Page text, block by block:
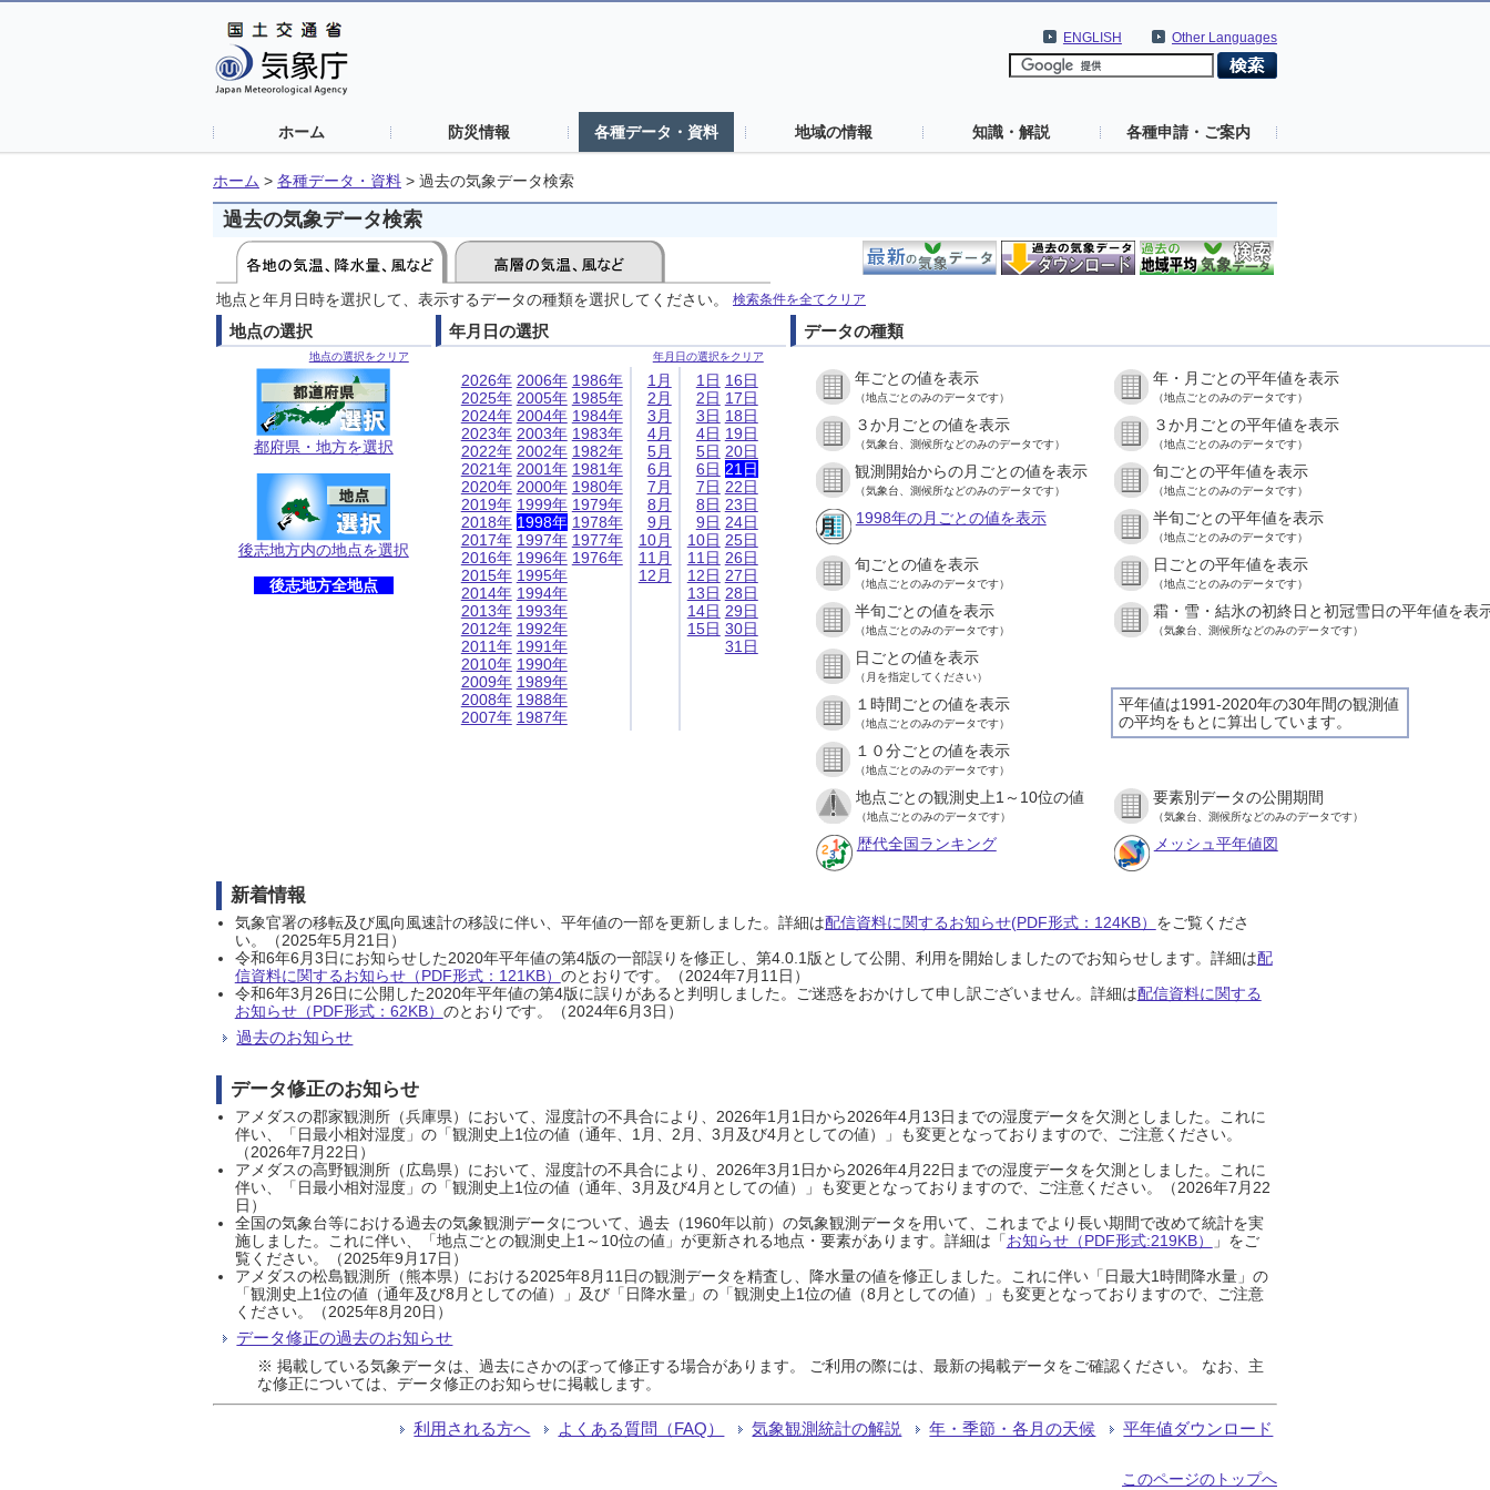
Other Languages
ENGLISH
ホーム 防災情報 各種データ・資料 地域の情報 知識・解説 各種申請・ご案内
ホーム > 各種データ・資料 > 過去の気象データ検索
過去の気象データ検索
地点と年月日時を選択して、表示するデータの種類を選択してください。 検索条件を全てクリア
地点の選択
地点の選択をクリア
都府県・地方を選択
後志地方内の地点を選択
後志地方全地点
年月日の選択
年月日の選択をクリア
2026年
2025年
2024年
2023年
2022年
2021年
2020年
2019年
2018年
2017年
2016年
2015年
2014年
2013年
2012年
2011年
2010年
2009年
2008年
2007年
2006年
2005年
2004年
2003年
2002年
2001年
2000年
1999年
1998年
1997年
1996年
1995年
1994年
1993年
1992年
1991年
1990年
1989年
1988年
1987年
1986年
1985年
1984年
1983年
1982年
1981年
1980年
1979年
1978年
1977年
1976年
1月
2月
3月
4月
5月
6月
7月
8月
9月
10月
11月
12月
1日
2日
3日
4日
5日
6日
7日
8日
9日
10日
11日
12日
13日
14日
15日
16日
17日
18日
19日
20日
21日
22日
23日
24日
25日
26日
27日
28日
29日
30日
31日
データの種類
年ごとの値を表示
（地点ごとのみのデータです）
年・月ごとの平年値を表示
（地点ごとのみのデータです）
３か月ごとの値を表示
（気象台、測候所などのみのデータです）
３か月ごとの平年値を表示
（地点ごとのみのデータです）
観測開始からの月ごとの値を表示
（気象台、測候所などのみのデータです）
旬ごとの平年値を表示
（地点ごとのみのデータです）
1998年の月ごとの値を表示 半旬ごとの平年値を表示
（地点ごとのみのデータです）
旬ごとの値を表示
（地点ごとのみのデータです）
日ごとの平年値を表示
（地点ごとのみのデータです）
半旬ごとの値を表示
（地点ごとのみのデータです）
霜・雪・結氷の初終日と初冠雪日の平年値を表
（気象台、測候所などのみのデータです）
日ごとの値を表示
（月を指定してください）
平年値は1991-2020年の30年間の観測値
の平均をもとに算出しています。
１時間ごとの値を表示
（地点ごとのみのデータです）
１０分ごとの値を表示
（地点ごとのみのデータです）
地点ごとの観測史上1～10位の値
（地点ごとのみのデータです）
要素別データの公開期間
（気象台、測候所などのみのデータです）
歴代全国ランキング メッシュ平年値図
新着情報
気象官署の移転及び風向風速計の移設に伴い、平年値の一部を更新しました。詳細は配信資料に関するお知らせ(PDF形式：124KB） をご覧くださ
い。（2025年5月21日）
令和6年6月3日にお知らせした2020年平年値の第4版の一部誤りを修正し、第4.0.1版として公開、利用を開始しましたのでお知らせします。詳細は配
信資料に関するお知らせ（PDF形式：121KB） のとおりです。（2024年7月11日）
令和6年3月26日に公開した2020年平年値の第4版に誤りがあると判明しました。ご迷惑をおかけして申し訳ございません。詳細は配信資料に関する
お知らせ（PDF形式：62KB） のとおりです。（2024年6月3日）
過去のお知らせ
データ修正のお知らせ
アメダスの郡家観測所（兵庫県）において、湿度計の不具合により、2026年1月1日から2026年4月13日までの湿度データを欠測としました。これに
伴い、「日最小相対湿度」の「観測史上1位の値（通年、1月、2月、3月及び4月としての値）」も変更となっておりますので、ご注意ください。
（2026年7月22日）
アメダスの高野観測所（広島県）において、湿度計の不具合により、2026年3月1日から2026年4月22日までの湿度データを欠測としました。これに
伴い、「日最小相対湿度」の「観測史上1位の値（通年、3月及び4月としての値）」も変更となっておりますので、ご注意ください。（2026年7月22
日）
全国の気象台等における過去の気象観測データについて、過去（1960年以前）の気象観測データを用いて、これまでより長い期間で改めて統計を実
施しました。これに伴い、「地点ごとの観測史上1～10位の値」が更新される地点・要素があります。詳細は「お知らせ（PDF形式:219KB）
」をご
覧ください。（2025年9月17日）
アメダスの松島観測所（熊本県）における2025年8月11日の観測データを精査し、降水量の値を修正しました。これに伴い「日最大1時間降水量」の
「観測史上1位の値（通年及び8月としての値）」及び「日降水量」の「観測史上1位の値（8月としての値）」も変更となっておりますので、ご注意
ください。（2025年8月20日）
データ修正の過去のお知らせ
※ 掲載している気象データは、過去にさかのぼって修正する場合があります。 ご利用の際には、最新の掲載データをご確認ください。 なお、主
な修正については、データ修正のお知らせに掲載します。
利用される方へ よくある質問（FAQ） 気象観測統計の解説 年・季節・各月の天候 平年値ダウンロード
このページのトップへ